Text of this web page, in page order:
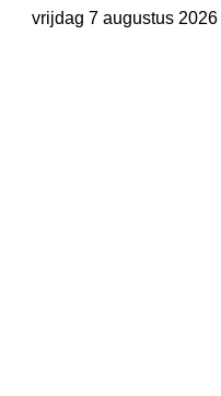
vrijdag 7 augustus 2026